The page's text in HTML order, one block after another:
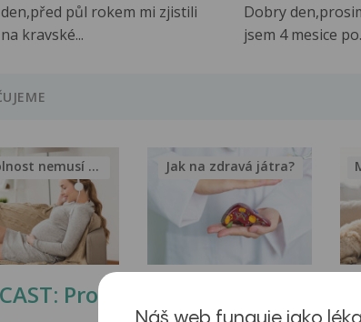
půl rokem mi zjistili
kravské...
Dobry
jsem 4 mesice
Proč
Nevolnost nemusí být nutnou... Jak na zdravá játra?